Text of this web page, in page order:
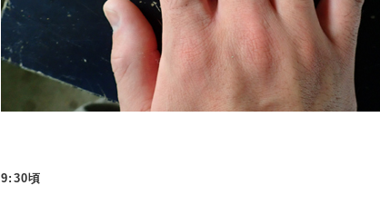
9:30頃